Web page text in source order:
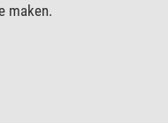
maken.